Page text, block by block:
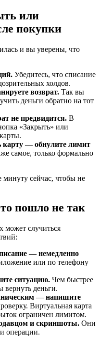
или
покупки
и вы уверены, что
Убедитесь, что списание
холдов.
возврат. Так вы
деньги обратно на тот
не предвидится. В
«Закрыть» или
карту — обнулите лимит
самое, только формально
минуту сейчас, чтобы не
пошло не так
может случиться
— немедленно
или по телефону
ситуацию. Чем быстрее
вернуть деньги.
— напишите
Виртуальная карта
ограничен лимитом.
и скриншоты. Они
операции.